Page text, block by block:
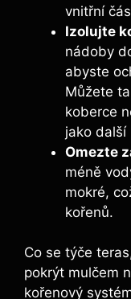
vnitřní
Izolujte
nádoby
abyste
Můžete
koberce
jako další
Omezte
méně
mokré,
kořenů.
Co se týče
pokrýt mulčem
kořenový